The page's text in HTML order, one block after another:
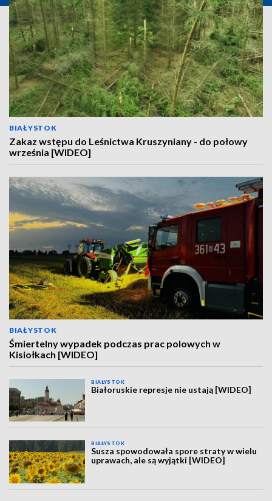
BIAŁYSTOK
Zakaz wstępu do Leśnictwa Kruszyniany - do połowy
września [WIDEO]
BIAŁYSTOK
Śmiertelny wypadek podczas prac polowych w
Kisiołkach [WIDEO]
BIAŁYSTOK
Białoruskie represje nie ustają [WIDEO]
BIAŁYSTOK
Susza spowodowała spore straty w wielu
uprawach, ale są wyjątki [WIDEO]